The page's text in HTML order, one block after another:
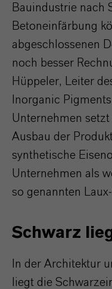
Bauindustrie nach
Betoneinfärbung
abgeschlossenen
noch besser
Hüppeler, Leiter
Inorganic
Unternehmen
Ausbau der
synthetische
Unternehmen als
so genannten
Schwarz
In der Architektur
liegt die